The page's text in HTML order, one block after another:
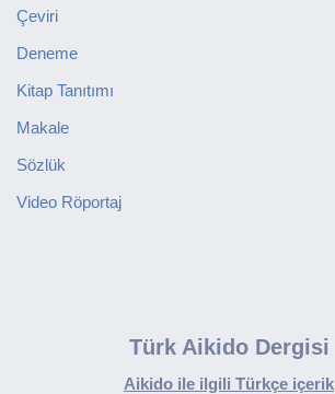
Çeviri
Deneme
Kitap Tanıtımı
Makale
Sözlük
Video Röportaj
Türk Aikido Dergisi
Aikido ile ilgili Türkçe içerik